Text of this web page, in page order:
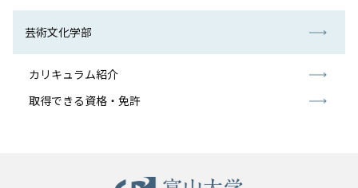
芸術文化学部
カリキュラム紹介
取得できる資格・免許